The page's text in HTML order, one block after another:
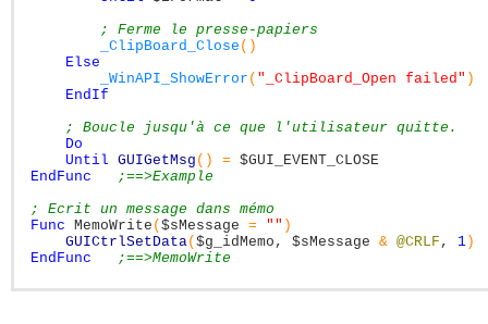
; Ferme le presse-papiers
_ClipBoard_Close ( )
Else
_WinAPI_ShowError ( "_ClipBoard_Open failed" )
EndIf
; Boucle jusqu'à ce que l'utilisateur quitte.
Do
Until GUIGetMsg ( ) = $GUI_EVENT_CLOSE
EndFunc
;==>Example
; Ecrit un message dans mémo
Func MemoWrite ( $sMessage = "" )
GUICtrlSetData( $g_idMemo , $sMessage & @CRLF , 1 )
EndFunc
;==>MemoWrite